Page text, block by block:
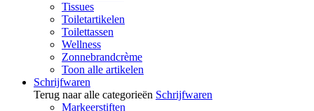
Tissues
Toiletartikelen
Toilettassen
Wellness
Zonnebrandcrème
Toon alle artikelen
Schrijfwaren
Terug naar alle categorieën Schrijfwaren
Markeerstiften